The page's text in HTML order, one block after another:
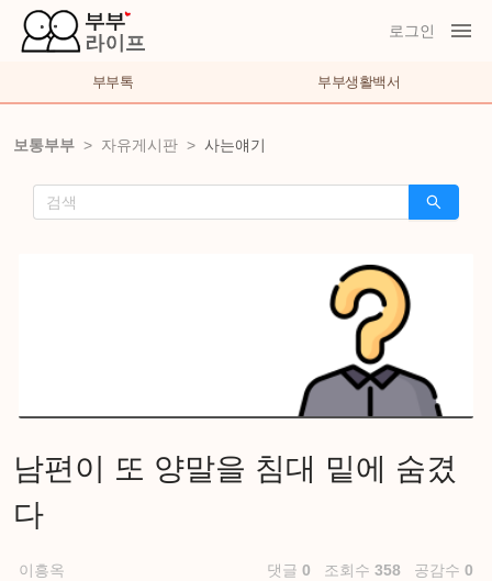
로그인
부부톡 부부생활백서
보통부부 > 자유게시판 > 사는얘기
남편이 또 양말을 침대 밑에 숨겼
다
이흥옥 댓글 0 조회수 358 공감수 0